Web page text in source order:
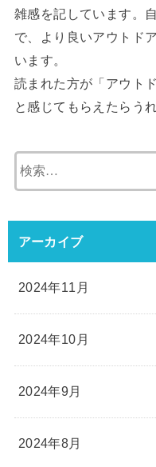
雑感を記しています。
で、より良いアウトド
います。
読まれた方が「アウト
と感じてもらえたらう
アーカイブ
2024年11月
2024年10月
2024年9月
2024年8月